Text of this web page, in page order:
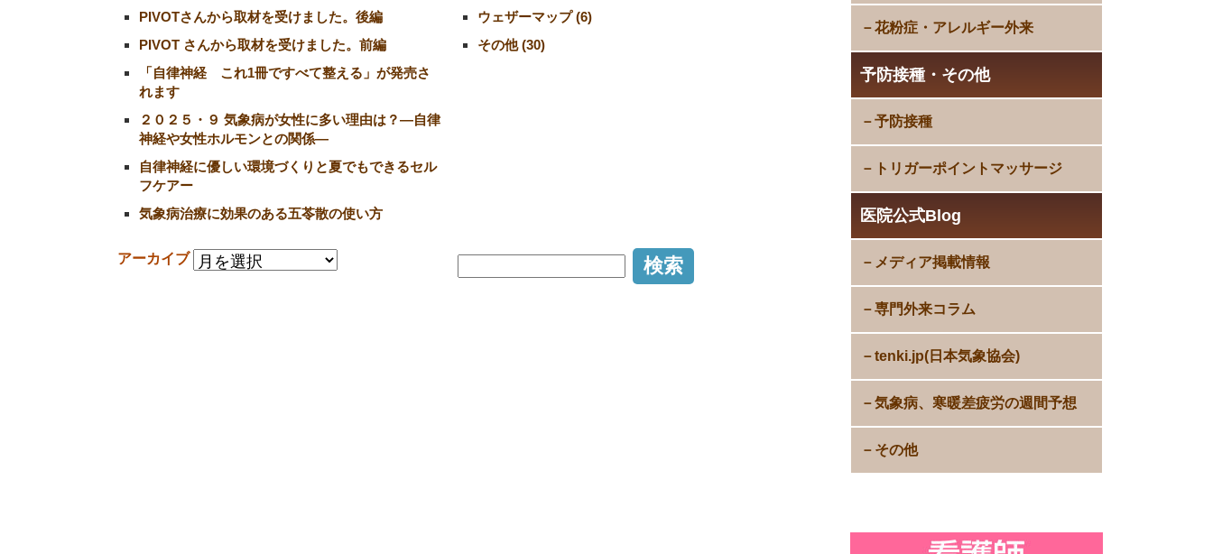
花粉症・アレルギー外来
予防接種・その他
予防接種
トリガーポイントマッサージ
医院公式Blog
メディア掲載情報
専門外来コラム
tenki.jp(日本気象協会)
気象病、寒暖差疲労の週間予想
その他
PIVOTさんから取材を受けました。後編
PIVOT さんから取材を受けました。前編
「自律神経 これ1冊ですべて整える」が発売さ
れます
２０２５・９ 気象病が女性に多い理由は？―自律
神経や女性ホルモンとの関係―
自律神経に優しい環境づくりと夏でもできるセル
フケアー
気象病治療に効果のある五苓散の使い方
ウェザーマップ (6)
その他 (30)
アーカイブ